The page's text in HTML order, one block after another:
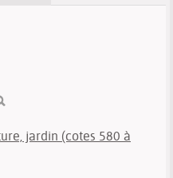
jardin (cotes 580 à